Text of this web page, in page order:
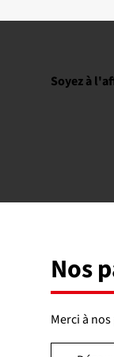
Nos
Merci à
Soyez à